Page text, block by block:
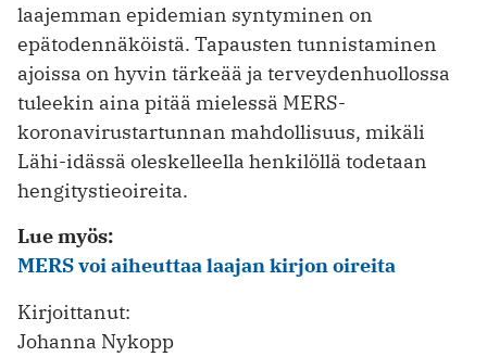
laajemman epidemian syntyminen on
epätodennäköistä. Tapausten tunnistaminen
ajoissa on hyvin tärkeää ja terveydenhuollossa
tuleekin aina pitää mielessä MERS-
koronavirustartunnan mahdollisuus, mikäli
Lähi-idässä oleskelleella henkilöllä todetaan
hengitystieoireita.
Lue myös:
MERS voi aiheuttaa laajan kirjon oireita
Kirjoittanut:
Johanna Nykopp